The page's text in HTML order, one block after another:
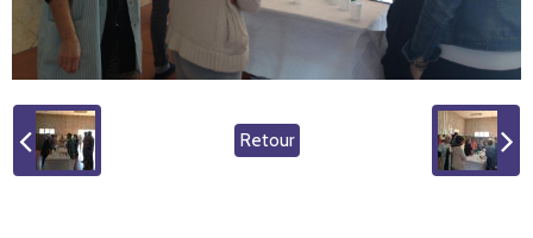
Retour